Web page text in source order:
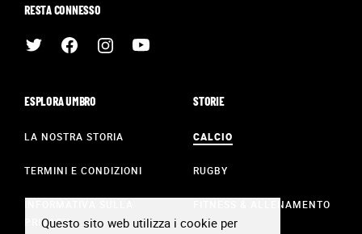
RESTA CONNESSO
ESPLORA UMBRO
LA NOSTRA STORIA
TERMINI E CONDIZIONI
PRIVACY
STORIE
CALCIO
RUGBY
FITNESS & ALLENAMENTO
Questo sito web utilizza i cookie per